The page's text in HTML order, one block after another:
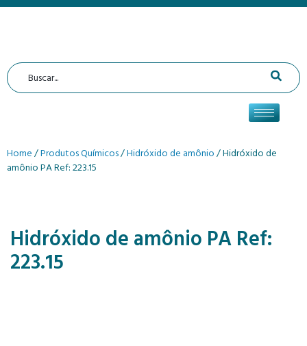
Home/Produtos Químicos/Hidróxido de amônio/ Hidróxido de
amônio PA Ref: 223.15
Hidróxido de amônio PA Ref:
223.15